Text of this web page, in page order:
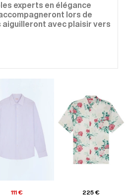
experts en élégance
lors de
avec plaisir vers
111 € 225 €